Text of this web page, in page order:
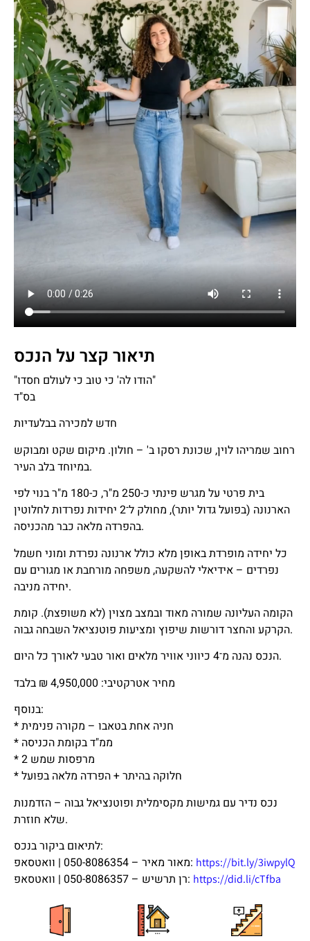
תיאור קצר על הנכס
"הודו לה' כי טוב כי לעולם חסדו"
בס"ד
חדש למכירה בבלעדיות
רחוב שמריהו לוין, שכונת רסקו ב' – חולון. מיקום שקט ומבוקש
במיוחד בלב העיר.
בית פרטי על מגרש פינתי כ-250 מ"ר, כ-180 מ"ר בנוי לפי
הארנונה (בפועל גדול יותר), מחולק ל־2 יחידות נפרדות לחלוטין
בהפרדה מלאה כבר מהכניסה.
כל יחידה מופרדת באופן מלא כולל ארנונה נפרדת ומוני חשמל
נפרדים – אידיאלי להשקעה, משפחה מורחבת או מגורים עם
יחידה מניבה.
הקומה העליונה שמורה מאוד ובמצב מצוין (לא משופצת). קומת
הקרקע והחצר דורשות שיפוץ ומציעות פוטנציאל השבחה גבוה.
הנכס נהנה מ־4 כיווני אוויר מלאים ואור טבעי לאורך כל היום.
מחיר אטרקטיבי: 4,950,000 ₪ בלבד
בנוסף:
* חניה אחת בטאבו – מקורה פנימית
* ממ"ד בקומת הכניסה
* 2 מרפסות שמש
* חלוקה בהיתר + הפרדה מלאה בפועל
נכס נדיר עם גמישות מקסימלית ופוטנציאל גבוה – הזדמנות
שלא חוזרת.
לתיאום ביקור בנכס:
מאור מאיר – 050-8086354 | וואטסאפ: https://bit.ly/3iwpylQ
רן תרשיש – 050-8086357 | וואטסאפ: https://did.li/cTfba